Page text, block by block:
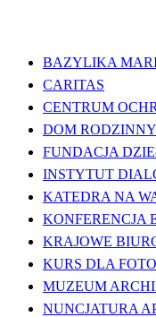
BAZYLIKA
CARITAS
CENTRUM
DOM
FUNDACJA
INSTYTUT
KATEDRA NA
KONFERENCJA
KRAJOWE
KURS DLA
MUZEUM
NUNCJATURA